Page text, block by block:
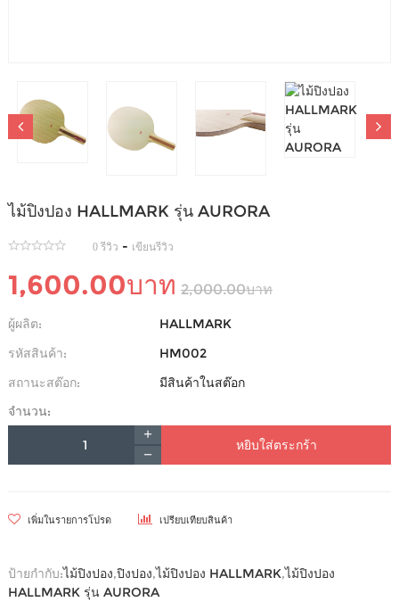
ไม้ปิงปอง HALLMARK รุ่น AURORA
0 รีวิว - เขียนรีวิว
1,600.00บาท 2,000.00บาท
ผู้ผลิต:
HALLMARK
รหัสสินค้า:
HM002
สถานะสต๊อก:
มีสินค้าในสต๊อก
จำนวน:
หยิบใส่ตระกร้า
เพิ่มในรายการโปรด เปรียบเทียบสินค้า
ป้ายกำกับ:ไม้ปิงปอง,ปิงปอง,ไม้ปิงปอง HALLMARK,ไม้ปิงปอง
HALLMARK รุ่น AURORA